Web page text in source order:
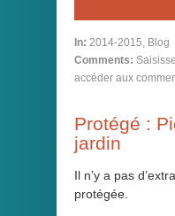
In: 2014-2015, Blog
Comments:
accéder aux
Protégé :
jardin
Il n’y a pas
protégée.